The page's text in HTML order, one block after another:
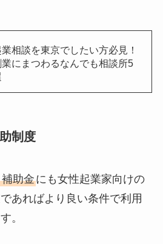
業相談を東京でしたい方必見！
にまつわるなんでも相談所5
制度
助金にも女性起業家向けの
あればより良い条件で利用
。